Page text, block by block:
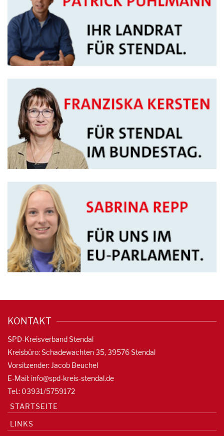
KONTAKT
SPD-Kreisverband Stendal
Kreisbüro: Schadewachten 35, 39576 Stendal
Vorsitzender: Jacob Beuchel
E-Mail: info@spd-kreis-stendal.de
Tel.: 03931/5759172
STARTSEITE
LINKS